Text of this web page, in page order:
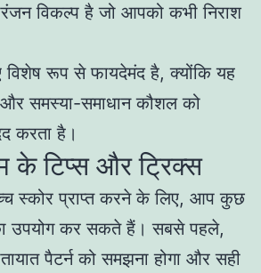
विकल्प है जो आपको कभी निराश
विशेष रूप से फायदेमंद है, क्योंकि यह
समस्या-समाधान कौशल को
करता है।
के टिप्स और ट्रिक्स
स्कोर प्राप्त करने के लिए, आप कुछ
उपयोग कर सकते हैं। सबसे पहले,
पैटर्न को समझना होगा और सही